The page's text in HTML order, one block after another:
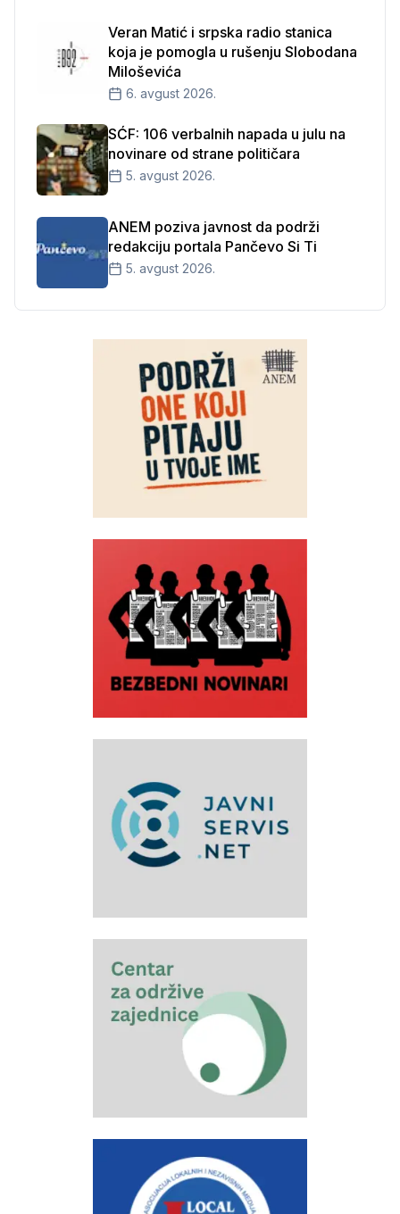
Veran Matić i srpska radio stanica
koja je pomogla u rušenju Slobodana
Miloševića
6. avgust 2026.
SĆF: 106 verbalnih napada u julu na
novinare od strane političara
5. avgust 2026.
ANEM poziva javnost da podrži
redakciju portala Pančevo Si Ti
5. avgust 2026.